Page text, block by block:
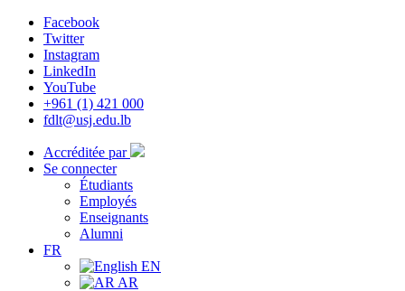
Facebook
Twitter
Instagram
LinkedIn
YouTube
+961 (1) 421 000
fdlt@usj.edu.lb
Accréditée par
Se connecter
Étudiants
Employés
Enseignants
Alumni
FR
EN
AR